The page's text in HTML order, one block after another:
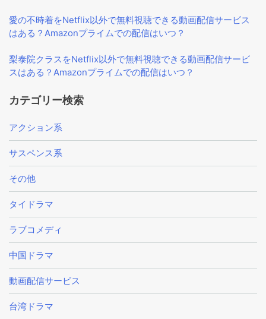
愛の不時着をNetflix以外で無料視聴できる動画配信サービス
はある？Amazonプライムでの配信はいつ？
梨泰院クラスをNetflix以外で無料視聴できる動画配信サービ
スはある？Amazonプライムでの配信はいつ？
カテゴリー検索
アクション系
サスペンス系
その他
タイドラマ
ラブコメディ
中国ドラマ
動画配信サービス
台湾ドラマ